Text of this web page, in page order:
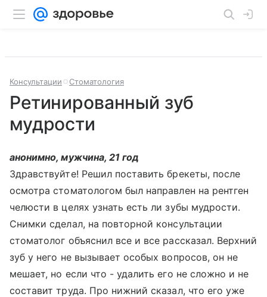
Консультации Стоматология
Ретинированный зуб
мудрости
анонимно, мужчина, 21 год
Здравствуйте! Решил поставить брекеты, после
осмотра стоматологом был направлен на рентген
челюсти в целях узнать есть ли зубы мудрости.
Снимки сделал, на повторной консультации
стоматолог объяснил все и все рассказал. Верхний
зуб у него не вызывает особых вопросов, он не
мешает, но если что - удалить его не сложно и не
составит труда. Про нижний сказал, что его уже